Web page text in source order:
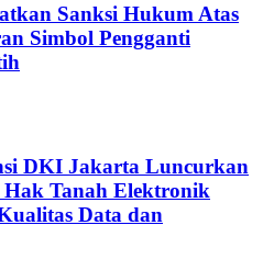
Sanksi Hukum Atas
Simbol Pengganti
DKI Jakarta Luncurkan
Tanah Elektronik
Data dan